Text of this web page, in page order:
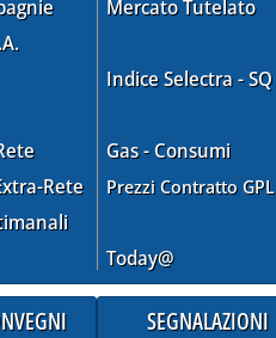
Rete
Mercato Tutelato
Indice Selectra - SQ
Gas - Consumi
Prezzi Contratto GPL
Today@
SEGNALAZIONI